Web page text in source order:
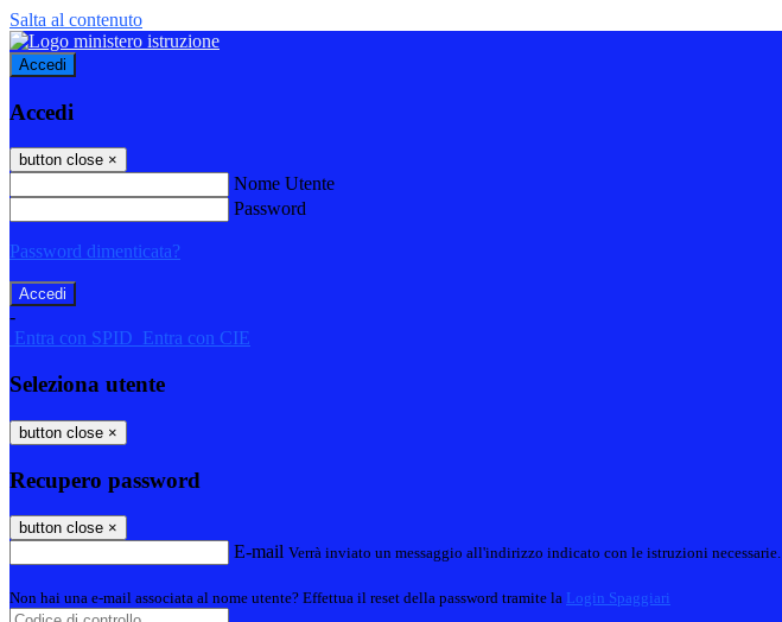
Salta al contenuto
Accedi
Accedi
button close ×
Nome Utente
Password
Password dimenticata?
-
Entra con SPID Entra con CIE
Seleziona utente
button close ×
Recupero password
button close ×
E-mail Verrà inviato un messaggio all'indirizzo indicato con le istruzioni necessarie.
Non hai una e-mail associata al nome utente? Effettua il reset della password tramite la Login Spaggiari